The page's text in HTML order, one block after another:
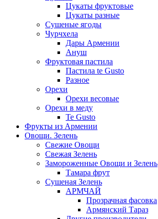
Цукаты фруктовые
Цукаты разные
Сушеные ягоды
Чурчхела
Дары Армении
Ануш
Фруктовая пастила
Пастила te Gusto
Разное
Орехи
Орехи весовые
Орехи в меду
Te Gusto
Фрукты из Армении
Овощи. Зелень
Свежие Овощи
Свежая Зелень
Замороженные Овощи и Зелень
Тамара фрут
Сушеная Зелень
АРМЧАЙ
Прозрачная фасовка
Армянский Тараз